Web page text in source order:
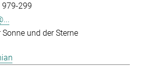
299
Sonne und der Sterne